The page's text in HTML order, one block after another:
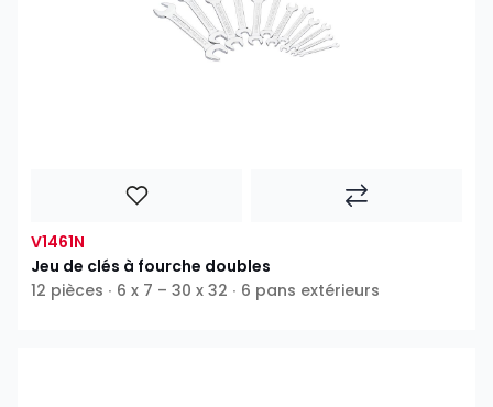
V1461N
Jeu de clés à fourche doubles
12 pièces ∙ 6 x 7 – 30 x 32 ∙ 6 pans extérieurs